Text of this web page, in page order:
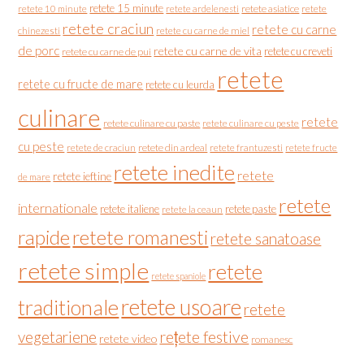
retete 10 minute retete 15 minute retete ardelenesti retete asiatice retete
chinezesti retete craciun retete cu carne de miel retete cu carne
de porc retete cu carne de pui retete cu carne de vita retete cu creveti
retete cu fructe de mare retete cu leurda retete
culinare retete culinare cu paste retete culinare cu peste retete
cu peste retete de craciun retete din ardeal retete frantuzesti retete fructe
de mare retete ieftine retete inedite retete
internationale retete italiene retete la ceaun retete paste retete
rapideretete romanesti retete sanatoase
retete simple retete spaniole retete
traditionaleretete usoare retete
vegetariene retete video rețete festive romanesc